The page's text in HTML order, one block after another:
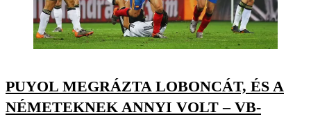
PUYOL MEGRÁZTA LOBONCÁT, ÉS A
NÉMETEKNEK ANNYI VOLT – VB-